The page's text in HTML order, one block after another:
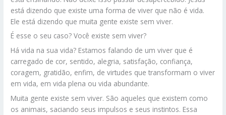
está dizendo que existe uma forma de viver que não é vida.
Ele está dizendo que muita gente existe sem viver.
É esse o seu caso? Você existe sem viver?
Há vida na sua vida? Estamos falando de um viver que é
carregado de cor, sentido, alegria, satisfação, confiança,
coragem, gratidão, enfim, de virtudes que transformam o viver
em vida, em vida plena ou vida abundante.
Muita gente existe sem viver. São aqueles que existem como
os animais, saciando seus impulsos e seus instintos. Essa